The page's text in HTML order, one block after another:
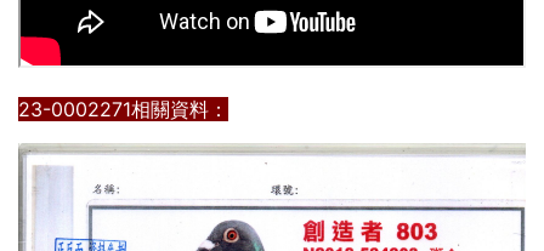
23-0002271相關資料：